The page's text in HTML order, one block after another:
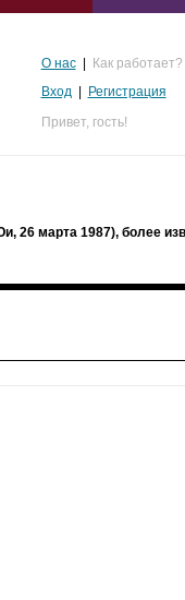
О нас Как работает?
Вход
Регистрация
Привет, гость!
26 марта 1987), более